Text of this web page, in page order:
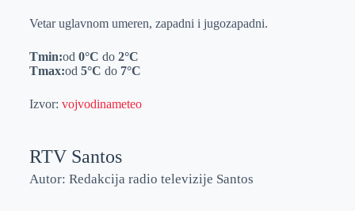
p
Vetar uglavnom umeren, zapadni i jugozapadni.
Tmin:od 0°C do 2°C
Tmax:od 5°C do 7°C
Izvor: vojvodinameteo
RTV Santos
Autor: Redakcija radio televizije Santos